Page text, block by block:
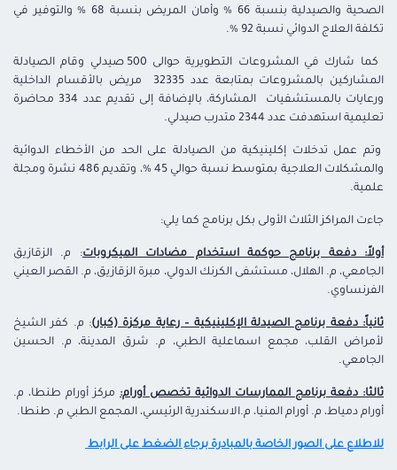
الصحية والصيدلية بنسبة 66 % وأمان المريض بنسبة 68 % والتوفير في
تكلفة العلاج الدوائي نسبة 92 %.
كما شارك في المشروعات التطويرية حوالى 500 صيدلي وقام الصيادلة
المشاركين بالمشروعات بمتابعة عدد 32335 مريض بالأقسام الداخلية
ورعايات بالمستشفيات المشاركة، بالإضافة إلى تقديم عدد 334 محاضرة
تعليمية استهدفت عدد 2344 متدرب صيدلي.
وتم عمل تدخلات إكلينيكية من الصيادلة على الحد من الأخطاء الدوائية
والمشكلات العلاجية بمتوسط نسبة حوالي 45 %، وتقديم 486 نشرة ومجلة
علمية.
جاءت المراكز الثلاث الأولى بكل برنامج كما يلي:
أولاً: دفعة برنامج حوكمة استخدام مضادات الميكروبات: م. الزقازيق
الجامعي، م. الهلال، مستشفى الكرنك الدولي، مبرة الزقازيق، م. القصر العيني
الفرنساوي.
ثانياً: دفعة برنامج الصيدلة الإكلينيكية – رعاية مركزة (كبار): م. كفر الشيخ
لأمراض القلب، مجمع اسماعلية الطبي، م. شرق المدينة، م. الحسين
الجامعي.
ثالثا: دفعة برنامج الممارسات الدوائية تخصص أورام: مركز أورام طنطا، م.
أورام دمياط، م. أورام المنيا، م.الاسكندرية الرئيسي، المجمع الطبي م. طنطا.
للاطلاع على الصور الخاصة بالمبادرة برجاء الضغط على الرابط